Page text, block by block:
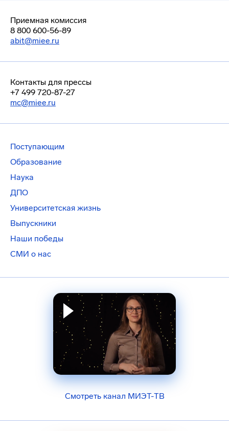
Приемная комиссия
8 800 600-56-89
abit@miee.ru
Контакты для прессы
+7 499 720-87-27
mc@miee.ru
Поступающим
Образование
Наука
ДПО
Университетская жизнь
Выпускники
Наши победы
СМИ о нас
Смотреть канал МИЭТ-ТВ